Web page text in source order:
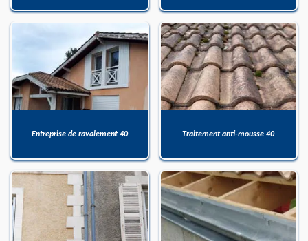
Entreprise de ravalement 40 Traitement anti-mousse 40